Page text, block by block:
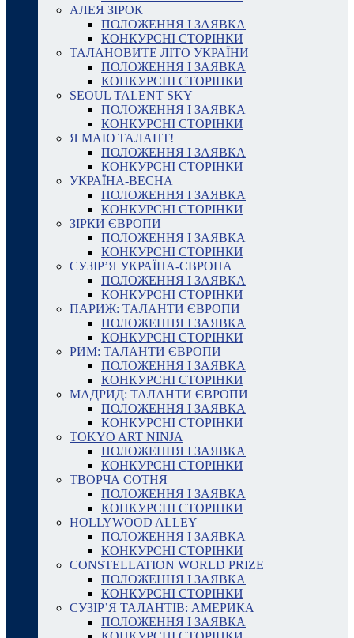
АЛЕЯ ЗІРОК
ПОЛОЖЕННЯ І ЗАЯВКА
КОНКУРСНІ СТОРІНКИ
ТАЛАНОВИТЕ ЛІТО УКРАЇНИ
ПОЛОЖЕННЯ І ЗАЯВКА
КОНКУРСНІ СТОРІНКИ
SEOUL TALENT SKY
ПОЛОЖЕННЯ І ЗАЯВКА
КОНКУРСНІ СТОРІНКИ
Я МАЮ ТАЛАНТ!
ПОЛОЖЕННЯ І ЗАЯВКА
КОНКУРСНІ СТОРІНКИ
УКРАЇНА-ВЕСНА
ПОЛОЖЕННЯ І ЗАЯВКА
КОНКУРСНІ СТОРІНКИ
ЗІРКИ ЄВРОПИ
ПОЛОЖЕННЯ І ЗАЯВКА
КОНКУРСНІ СТОРІНКИ
СУЗІР’Я УКРАЇНА-ЄВРОПА
ПОЛОЖЕННЯ І ЗАЯВКА
КОНКУРСНІ СТОРІНКИ
ПАРИЖ: ТАЛАНТИ ЄВРОПИ
ПОЛОЖЕННЯ І ЗАЯВКА
КОНКУРСНІ СТОРІНКИ
РИМ: ТАЛАНТИ ЄВРОПИ
ПОЛОЖЕННЯ І ЗАЯВКА
КОНКУРСНІ СТОРІНКИ
МАДРИД: ТАЛАНТИ ЄВРОПИ
ПОЛОЖЕННЯ І ЗАЯВКА
КОНКУРСНІ СТОРІНКИ
TOKYO ART NINJA
ПОЛОЖЕННЯ І ЗАЯВКА
КОНКУРСНІ СТОРІНКИ
ТВОРЧА СОТНЯ
ПОЛОЖЕННЯ І ЗАЯВКА
КОНКУРСНІ СТОРІНКИ
HOLLYWOOD ALLEY
ПОЛОЖЕННЯ І ЗАЯВКА
КОНКУРСНІ СТОРІНКИ
CONSTELLATION WORLD PRIZE
ПОЛОЖЕННЯ І ЗАЯВКА
КОНКУРСНІ СТОРІНКИ
СУЗІР’Я ТАЛАНТІВ: АМЕРИКА
ПОЛОЖЕННЯ І ЗАЯВКА